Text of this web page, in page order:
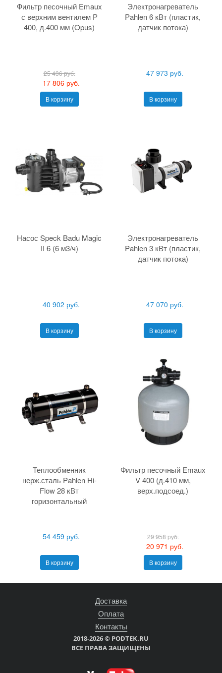
Фильтр песочный Emaux
с верхним вентилем P
400, д.400 мм (Opus)
25 436 руб.
17 806 руб.
В корзину
Электронагреватель
Pahlen 6 кВт (пластик,
датчик потока)
47 973 руб.
В корзину
Насос Speck Badu Magic
II 6 (6 м3/ч)
40 902 руб.
В корзину
Электронагреватель
Pahlen 3 кВт (пластик,
датчик потока)
47 070 руб.
В корзину
Теплообменник
нерж.сталь Pahlen Hi-
Flow 28 кВт
горизонтальный
54 459 руб.
В корзину
Фильтр песочный Emaux
V 400 (д.410 мм,
верх.подсоед.)
29 958 руб.
20 971 руб.
В корзину
Доставка
Оплата
Контакты
2018-2026 © PODTEK.RU
ВСЕ ПРАВА ЗАЩИЩЕНЫ